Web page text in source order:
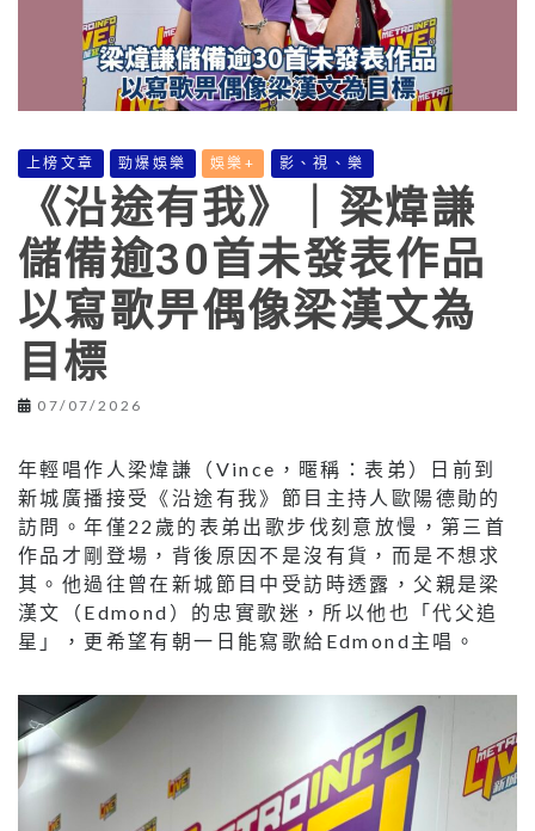
上榜文章 勁爆娛樂 娛樂+ 影、視、樂
《沿途有我》｜梁煒謙
儲備逾30首未發表作品
以寫歌畀偶像梁漢文為
目標
07/07/2026
年輕唱作人梁煒謙（Vince，暱稱：表弟）日前到
新城廣播接受《沿途有我》節目主持人歐陽德勛的
訪問。年僅22歲的表弟出歌步伐刻意放慢，第三首
作品才剛登場，背後原因不是沒有貨，而是不想求
其。他過往曾在新城節目中受訪時透露，父親是梁
漢文（Edmond）的忠實歌迷，所以他也「代父追
星」，更希望有朝一日能寫歌給Edmond主唱。